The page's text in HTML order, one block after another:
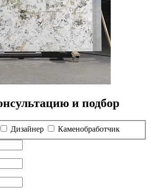
и подбор
Дизайнер Каменобработчик